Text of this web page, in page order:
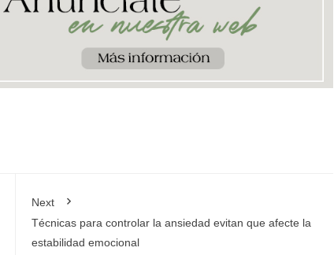
Next
Técnicas para controlar la ansiedad evitan que afecte la
estabilidad emocional